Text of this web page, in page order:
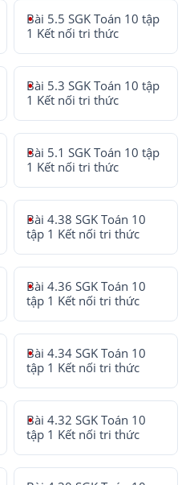
Bài 5.5 SGK Toán 10 tập
1 Kết nối tri thức
Bài 5.3 SGK Toán 10 tập
1 Kết nối tri thức
Bài 5.1 SGK Toán 10 tập
1 Kết nối tri thức
Bài 4.38 SGK Toán 10
tập 1 Kết nối tri thức
Bài 4.36 SGK Toán 10
tập 1 Kết nối tri thức
Bài 4.34 SGK Toán 10
tập 1 Kết nối tri thức
Bài 4.32 SGK Toán 10
tập 1 Kết nối tri thức